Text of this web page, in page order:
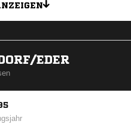
EDER